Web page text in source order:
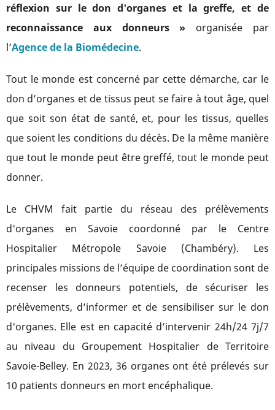
réflexion sur le don d'organes et la greffe, et de
reconnaissance aux donneurs » organisée par
l’Agence de la Biomédecine.
Tout le monde est concerné par cette démarche, car le
don d’organes et de tissus peut se faire à tout âge, quel
que soit son état de santé, et, pour les tissus, quelles
que soient les conditions du décès. De la même manière
que tout le monde peut être greffé, tout le monde peut
donner.
Le CHVM fait partie du réseau des prélèvements
d'organes en Savoie coordonné par le Centre
Hospitalier Métropole Savoie (Chambéry). Les
principales missions de l’équipe de coordination sont de
recenser les donneurs potentiels, de sécuriser les
prélèvements, d’informer et de sensibiliser sur le don
d'organes. Elle est en capacité d’intervenir 24h/24 7j/7
au niveau du Groupement Hospitalier de Territoire
Savoie-Belley. En 2023, 36 organes ont été prélevés sur
10 patients donneurs en mort encéphalique.